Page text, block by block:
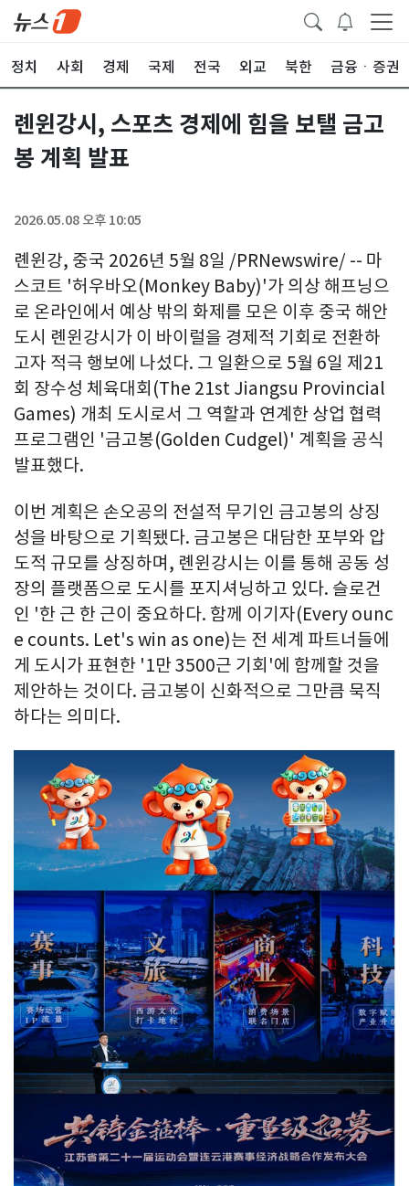
정치 사회 경제 국제 전국 외교 북한 금융ㆍ증권
롄윈강시, 스포츠 경제에 힘을 보탤 금고
봉 계획 발표
2026.05.08 오후 10:05
롄윈강, 중국 2026년 5월 8일 /PRNewswire/ -- 마
스코트 '허우바오(Monkey Baby)'가 의상 해프닝으
로 온라인에서 예상 밖의 화제를 모은 이후 중국 해안
도시 롄윈강시가 이 바이럴을 경제적 기회로 전환하
고자 적극 행보에 나섰다. 그 일환으로 5월 6일 제21
회 장수성 체육대회(The 21st Jiangsu Provincial
Games) 개최 도시로서 그 역할과 연계한 상업 협력
프로그램인 '금고봉(Golden Cudgel)' 계획을 공식
발표했다.
이번 계획은 손오공의 전설적 무기인 금고봉의 상징
성을 바탕으로 기획됐다. 금고봉은 대담한 포부와 압
도적 규모를 상징하며, 롄윈강시는 이를 통해 공동 성
장의 플랫폼으로 도시를 포지셔닝하고 있다. 슬로건
인 '한 근 한 근이 중요하다. 함께 이기자(Every ounc
e counts. Let's win as one)는 전 세계 파트너들에
게 도시가 표현한 '1만 3500근 기회'에 함께할 것을
제안하는 것이다. 금고봉이 신화적으로 그만큼 묵직
하다는 의미다.